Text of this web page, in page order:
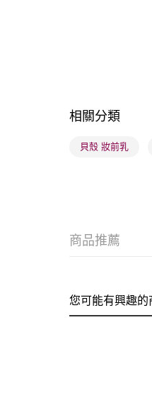
相關分類
貝殼 妝前乳
商品推薦
您可能有興趣的